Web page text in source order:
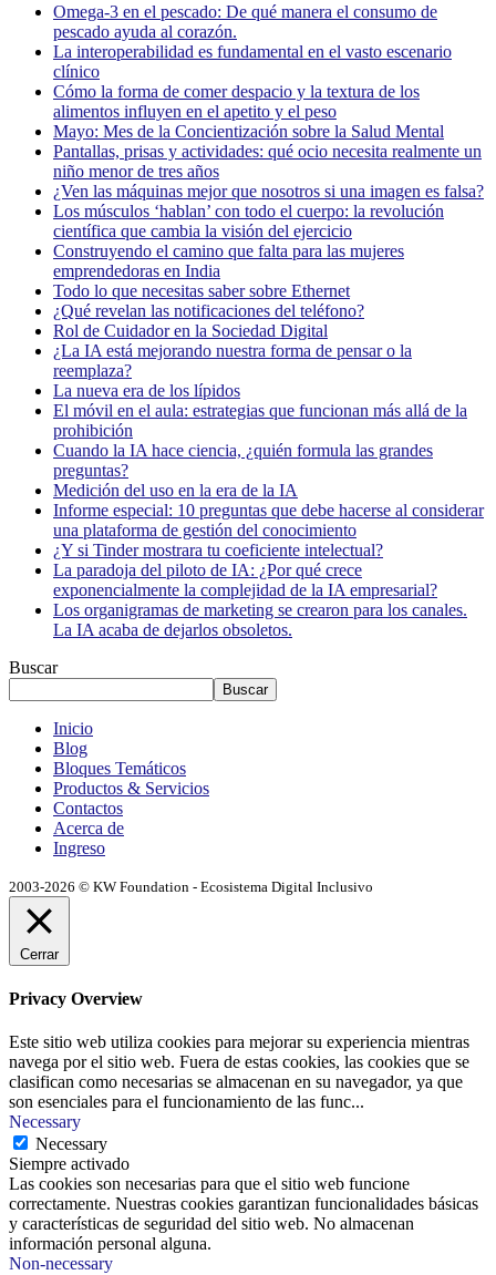
Omega-3 en el pescado: De qué manera el consumo de
pescado ayuda al corazón.
La interoperabilidad es fundamental en el vasto escenario
clínico
Cómo la forma de comer despacio y la textura de los
alimentos influyen en el apetito y el peso
Mayo: Mes de la Concientización sobre la Salud Mental
Pantallas, prisas y actividades: qué ocio necesita realmente un
niño menor de tres años
¿Ven las máquinas mejor que nosotros si una imagen es falsa?
Los músculos ‘hablan’ con todo el cuerpo: la revolución
científica que cambia la visión del ejercicio
Construyendo el camino que falta para las mujeres
emprendedoras en India
Todo lo que necesitas saber sobre Ethernet
¿Qué revelan las notificaciones del teléfono?
Rol de Cuidador en la Sociedad Digital
¿La IA está mejorando nuestra forma de pensar o la
reemplaza?
La nueva era de los lípidos
El móvil en el aula: estrategias que funcionan más allá de la
prohibición
Cuando la IA hace ciencia, ¿quién formula las grandes
preguntas?
Medición del uso en la era de la IA
Informe especial: 10 preguntas que debe hacerse al considerar
una plataforma de gestión del conocimiento
¿Y si Tinder mostrara tu coeficiente intelectual?
La paradoja del piloto de IA: ¿Por qué crece
exponencialmente la complejidad de la IA empresarial?
Los organigramas de marketing se crearon para los canales.
La IA acaba de dejarlos obsoletos.
Buscar
Buscar
Inicio
Blog
Bloques Temáticos
Productos & Servicios
Contactos
Acerca de
Ingreso
2003-2026 © KW Foundation - Ecosistema Digital Inclusivo
Cerrar
Privacy Overview
Este sitio web utiliza cookies para mejorar su experiencia mientras
navega por el sitio web. Fuera de estas cookies, las cookies que se
clasifican como necesarias se almacenan en su navegador, ya que
son esenciales para el funcionamiento de las func...
Necessary
Necessary
Siempre activado
Las cookies son necesarias para que el sitio web funcione
correctamente. Nuestras cookies garantizan funcionalidades básicas
y características de seguridad del sitio web. No almacenan
información personal alguna.
Non-necessary